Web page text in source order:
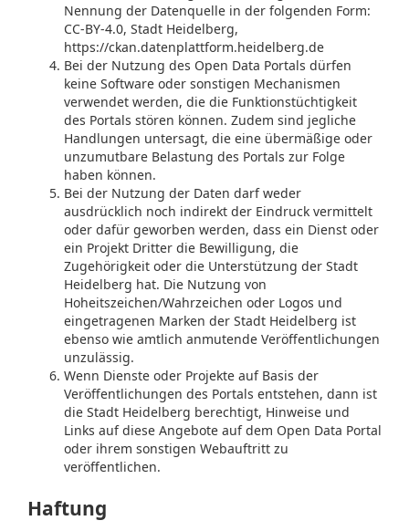
Nennung der Datenquelle in der folgenden Form:
CC-BY-4.0, Stadt Heidelberg,
https://ckan.datenplattform.heidelberg.de
Bei der Nutzung des Open Data Portals dürfen
keine Software oder sonstigen Mechanismen
verwendet werden, die die Funktionstüchtigkeit
des Portals stören können. Zudem sind jegliche
Handlungen untersagt, die eine übermäßige oder
unzumutbare Belastung des Portals zur Folge
haben können.
Bei der Nutzung der Daten darf weder
ausdrücklich noch indirekt der Eindruck vermittelt
oder dafür geworben werden, dass ein Dienst oder
ein Projekt Dritter die Bewilligung, die
Zugehörigkeit oder die Unterstützung der Stadt
Heidelberg hat. Die Nutzung von
Hoheitszeichen/Wahrzeichen oder Logos und
eingetragenen Marken der Stadt Heidelberg ist
ebenso wie amtlich anmutende Veröffentlichungen
unzulässig.
Wenn Dienste oder Projekte auf Basis der
Veröffentlichungen des Portals entstehen, dann ist
die Stadt Heidelberg berechtigt, Hinweise und
Links auf diese Angebote auf dem Open Data Portal
oder ihrem sonstigen Webauftritt zu
veröffentlichen.
Haftung